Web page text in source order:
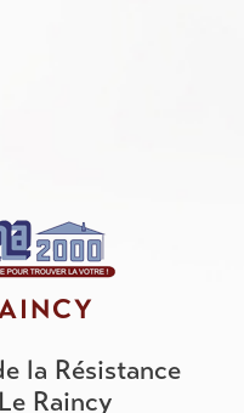
la Résistance
Le Raincy